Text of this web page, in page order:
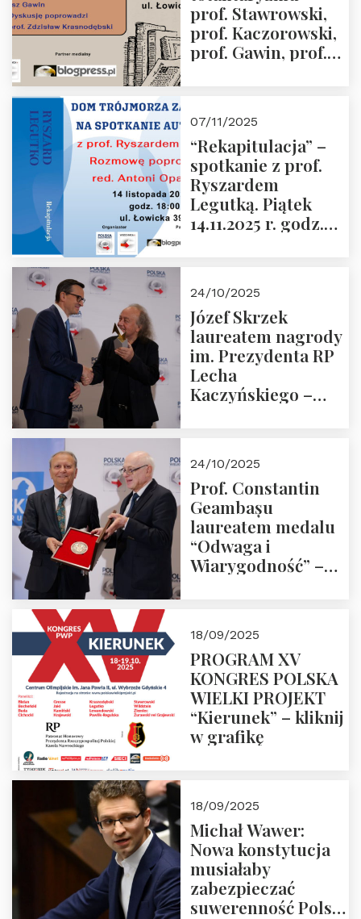
godz. 18:00.
prof. Stawrowski,
prof. Kaczorowski,
prof. Gawin, prof.
07/11/2025
“Rekapitulacja” –
spotkanie z prof.
Ryszardem
Legutką. Piątek
14.11.2025 r. godz.
24/10/2025
Józef Skrzek
laureatem nagrody
im. Prezydenta RP
Lecha
Kaczyńskiego –
24/10/2025
Prof. Constantin
Geambașu
laureatem medalu
“Odwaga i
Wiarygodność” –
18/09/2025
PROGRAM XV
KONGRES POLSKA
WIELKI PROJEKT
“Kierunek” – kliknij
w grafikę
18/09/2025
Michał Wawer:
Nowa konstytucja
musiałaby
zabezpieczać
suwerenność Polski